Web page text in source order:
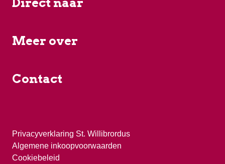
Meer over
Contact
Privacyverklaring St. Willibrordus
Algemene inkoopvoorwaarden
Cookiebeleid